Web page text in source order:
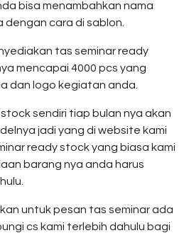
bisa menambahkan nama
cara di sablon.
tas seminar ready
mencapai 4000 pcs yang
dan logo kegiatan anda.
sendiri tiap bulan nya akan
jadi yang di website kami
ready stock yang biasa kami
barang nya anda harus
untuk pesan tas seminar ada
cs kami terlebih dahulu bagi